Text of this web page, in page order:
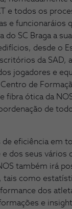
e todos os
e funcionaráios
do SC Braga a
desde o
da SAD,
jogadores e
de
fibra ótica da
de
eficiência em
e dos seus vários
também irá
tais como
dos
e